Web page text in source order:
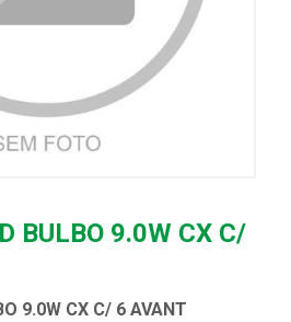
BULBO 9.0W CX C/
9.0W CX C/ 6 AVANT